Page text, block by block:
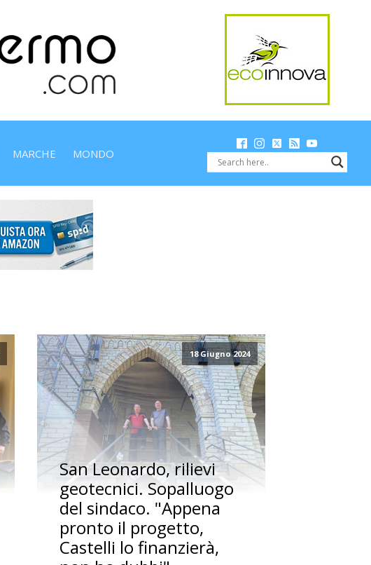
MARCHE MONDO
18 Giugno 2024
San Leonardo, rilievi
geotecnici. Sopalluogo
del sindaco. "Appena
pronto il progetto,
Castelli lo finanzierà,